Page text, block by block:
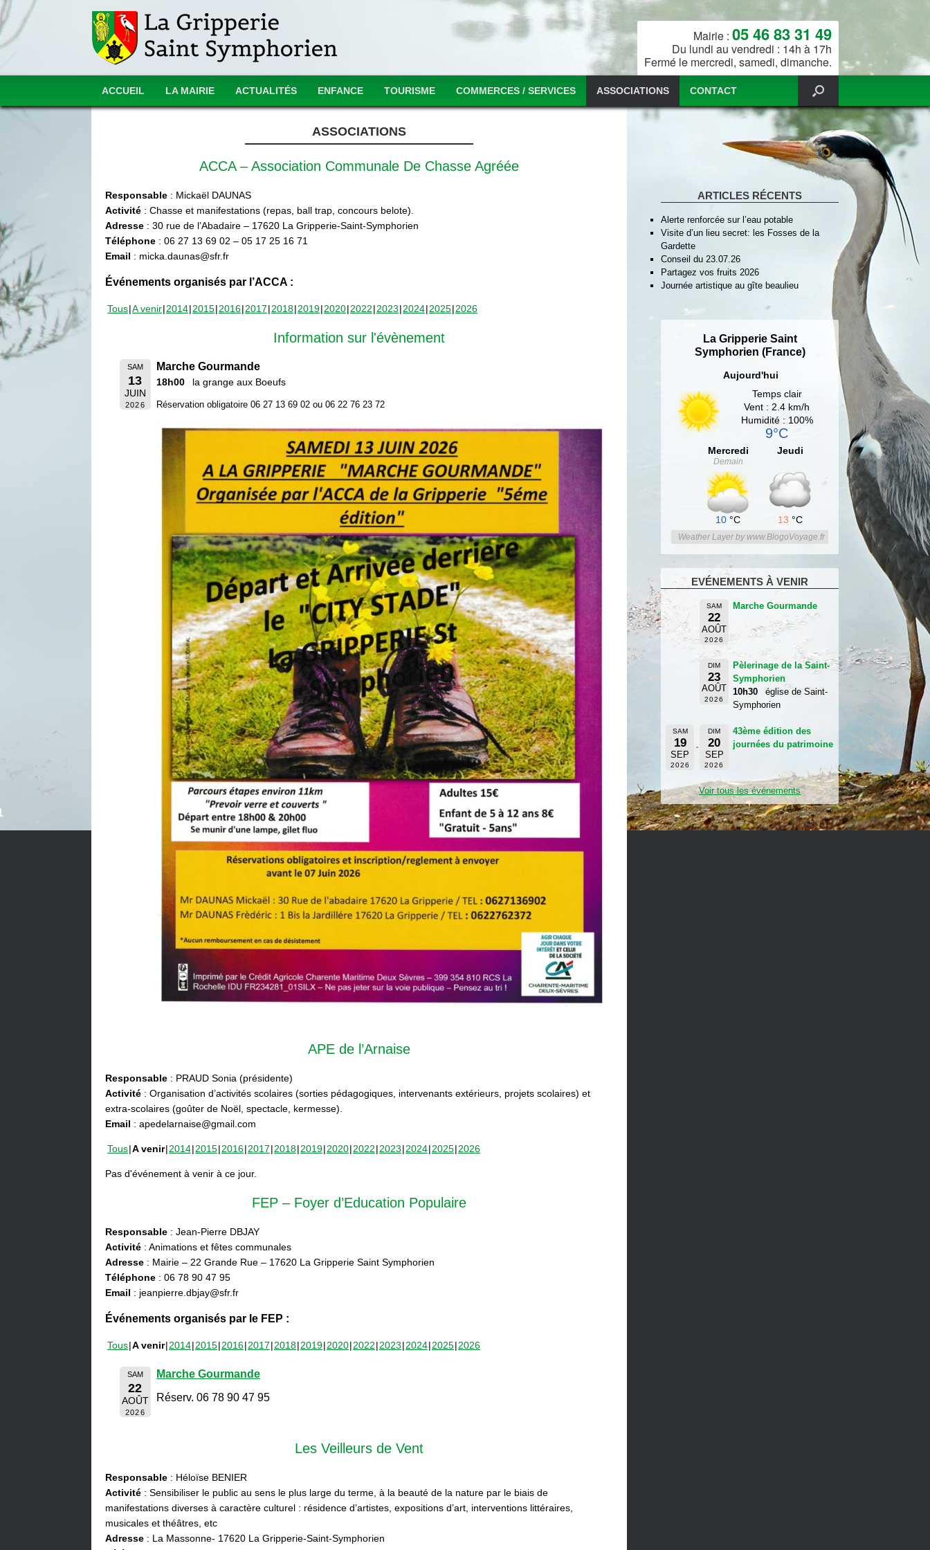
Mairie : 05 46 83 31 49
Du lundi au vendredi : 14h à 17h
Fermé le mercredi, samedi, dimanche.
ACCUEIL LA MAIRIE ACTUALITÉS ENFANCE TOURISME COMMERCES / SERVICES ASSOCIATIONS CONTACT
ASSOCIATIONS
ACCA – Association Communale De Chasse Agréée
Responsable : Mickaël DAUNAS
Activité : Chasse et manifestations (repas, ball trap, concours belote).
Adresse : 30 rue de l’Abadaire – 17620 La Gripperie-Saint-Symphorien
Téléphone : 06 27 13 69 02 – 05 17 25 16 71
Email : micka.daunas@sfr.fr
Événements organisés par l’ACCA :
Tous A venir 2014 2015 2016 2017 2018 2019 2020 2022 2023 2024 2025 2026
Information sur l'évènement
SAM
13
JUIN
2026
Marche Gourmande
18h00 la grange aux Boeufs
Réservation obligatoire 06 27 13 69 02 ou 06 22 76 23 72
APE de l’Arnaise
Responsable : PRAUD Sonia (présidente)
Activité : Organisation d’activités scolaires (sorties pédagogiques, intervenants extérieurs, projets scolaires) et
extra-scolaires (goûter de Noël, spectacle, kermesse).
Email : apedelarnaise@gmail.com
Tous A venir 2014 2015 2016 2017 2018 2019 2020 2022 2023 2024 2025 2026
Pas d'événement à venir à ce jour.
FEP – Foyer d’Education Populaire
Responsable : Jean-Pierre DBJAY
Activité : Animations et fêtes communales
Adresse : Mairie – 22 Grande Rue – 17620 La Gripperie Saint Symphorien
Téléphone : 06 78 90 47 95
Email : jeanpierre.dbjay@sfr.fr
Événements organisés par le FEP :
Tous A venir 2014 2015 2016 2017 2018 2019 2020 2022 2023 2024 2025 2026
SAM
22
AOÛT
2026
Marche Gourmande
Réserv. 06 78 90 47 95
Les Veilleurs de Vent
Responsable : Héloïse BENIER
Activité : Sensibiliser le public au sens le plus large du terme, à la beauté de la nature par le biais de
manifestations diverses à caractère culturel : résidence d’artistes, expositions d’art, interventions littéraires,
musicales et théâtres, etc
Adresse : La Massonne- 17620 La Gripperie-Saint-Symphorien
ARTICLES RÉCENTS
Alerte renforcée sur l’eau potable
Visite d’un lieu secret: les Fosses de la
Gardette
Conseil du 23.07.26
Partagez vos fruits 2026
Journée artistique au gîte beaulieu
La Gripperie Saint
Symphorien (France)
Aujourd'hui
Temps clair
Vent : 2.4 km/h
Humidité : 100%
9°C
Mercredi
Demain
10 °C
Jeudi
13 °C
Weather Layer by www.BlogoVoyage.fr
EVÉNEMENTS À VENIR
SAM
22
AOÛT
2026
Marche Gourmande
DIM
23
AOÛT
2026
Pèlerinage de la Saint-
Symphorien
10h30
église de Saint-
Symphorien
SAM
19
SEP
2026
DIM
20
SEP
2026
43ème édition des
journées du patrimoine
Voir tous les événements